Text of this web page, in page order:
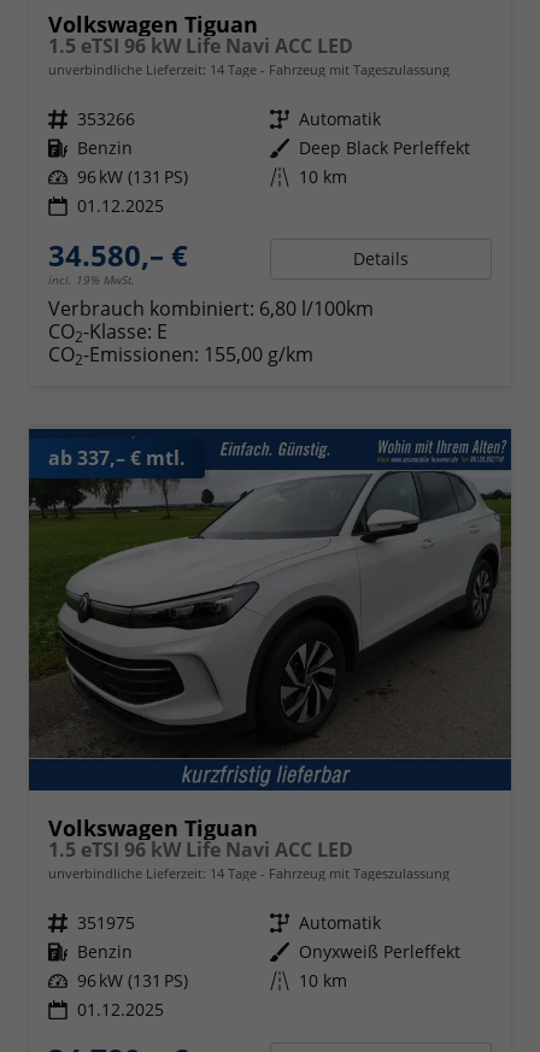
Volkswagen Tiguan
1.5 eTSI 96 kW Life Navi ACC LED
unverbindliche Lieferzeit: 14 Tage Fahrzeug mit Tageszulassung
Fahrzeugnr. 353266 Getriebe Automatik
Kraftstoff Benzin Außenfarbe Deep Black Perleffekt
Leistung 96 kW (131 PS) Kilometerstand 10 km
01.12.2025
34.580,– €
incl. 19% MwSt.
Details
Verbrauch kombiniert: 6,80 l/100km
CO2-Klasse: E
CO2-Emissionen: 155,00 g/km
ab 337,– € mtl.
Volkswagen Tiguan
1.5 eTSI 96 kW Life Navi ACC LED
unverbindliche Lieferzeit: 14 Tage Fahrzeug mit Tageszulassung
Fahrzeugnr. 351975 Getriebe Automatik
Kraftstoff Benzin Außenfarbe Onyxweiß Perleffekt
Leistung 96 kW (131 PS) Kilometerstand 10 km
01.12.2025